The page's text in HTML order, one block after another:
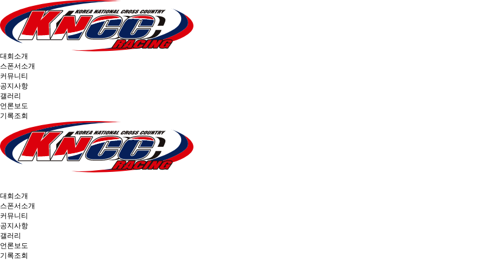
대회소개
스폰서소개
커뮤니티
공지사항
갤러리
언론보도
기록조회
대회소개
스폰서소개
커뮤니티
공지사항
갤러리
언론보도
기록조회